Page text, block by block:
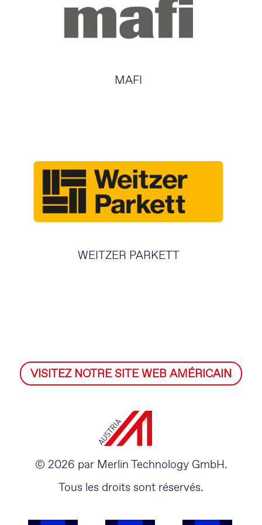
MAFI
WEITZER PARKETT
VISITEZ NOTRE SITE WEB AMÉRICAIN
© 2026 par Merlin Technology GmbH.
Tous les droits sont réservés.